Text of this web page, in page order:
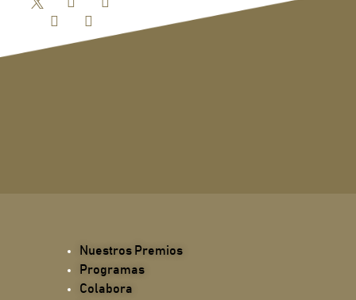
Nuestros Premios
Programas
Colabora